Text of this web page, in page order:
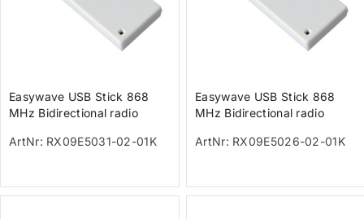
Easywave USB Stick 868
MHz Bidirectional radio
ArtNr: RX09E5031-02-01K
Easywave USB Stick 868
MHz Bidirectional radio
ArtNr: RX09E5026-02-01K